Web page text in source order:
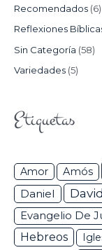
Recomendados (6)
Reflexiones
Sin Categoría (58)
Variedades (5)
Etiquetas
Amor Amós
Daniel David
Evangelio De
Hebreos